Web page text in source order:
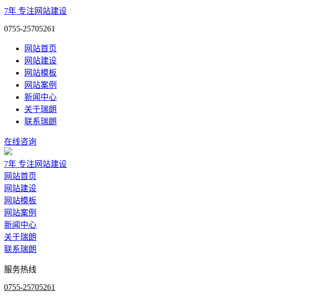
7年 专注网站建设
0755-25705261
网站首页
网站建设
网站模板
网站案例
新闻中心
关于瑞朗
联系瑞朗
在线咨询
7年 专注网站建设
网站首页
网站建设
网站模板
网站案例
新闻中心
关于瑞朗
联系瑞朗
服务热线
0755-25705261